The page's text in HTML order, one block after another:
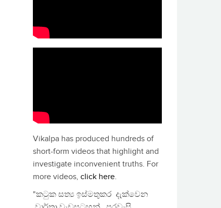
Vikalpa has produced hundreds of
short-form videos that highlight and
investigate inconvenient truths. For
more videos, click here.
"කටුක සත්‍ය ඉස්මතුකර දැක්වෙන